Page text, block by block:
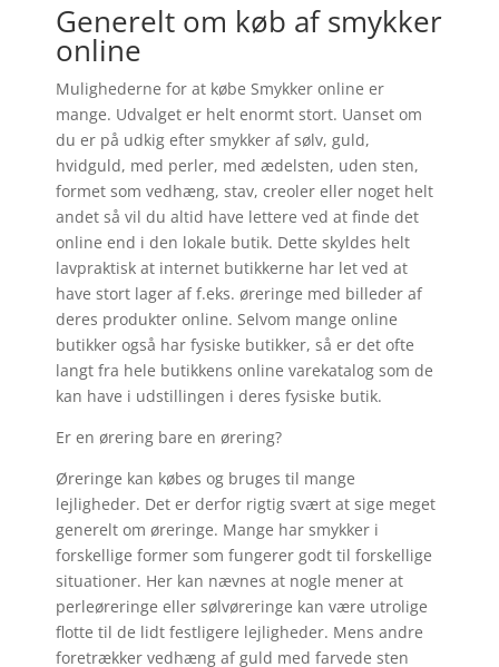
Generelt om køb af smykker
online
Mulighederne for at købe Smykker online er
mange. Udvalget er helt enormt stort. Uanset om
du er på udkig efter smykker af sølv, guld,
hvidguld, med perler, med ædelsten, uden sten,
formet som vedhæng, stav, creoler eller noget helt
andet så vil du altid have lettere ved at finde det
online end i den lokale butik. Dette skyldes helt
lavpraktisk at internet butikkerne har let ved at
have stort lager af f.eks. øreringe med billeder af
deres produkter online. Selvom mange online
butikker også har fysiske butikker, så er det ofte
langt fra hele butikkens online varekatalog som de
kan have i udstillingen i deres fysiske butik.
Er en ørering bare en ørering?
Øreringe kan købes og bruges til mange
lejligheder. Det er derfor rigtig svært at sige meget
generelt om øreringe. Mange har smykker i
forskellige former som fungerer godt til forskellige
situationer. Her kan nævnes at nogle mener at
perleøreringe eller sølvøreringe kan være utrolige
flotte til de lidt festligere lejligheder. Mens andre
foretrækker vedhæng af guld med farvede sten